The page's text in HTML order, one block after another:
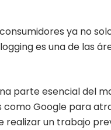
ya no
es una de las
parte esencial del
como Google para
realizar un trabajo